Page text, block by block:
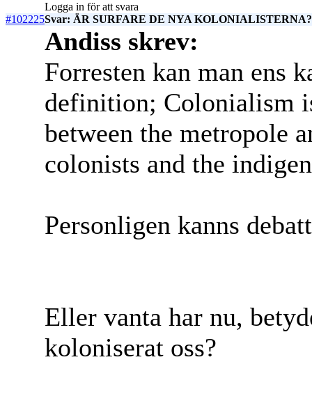
Logga in för att svara
#102225Svar: ÄR SURFARE DE NYA KOLONIALISTERNA?
Andiss skrev:
Forresten kan man ens
definition; Colonialism
between the metropole
colonists and the
Personligen kanns
Eller vanta har nu,
koloniserat oss?